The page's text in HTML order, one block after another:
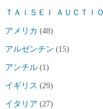
ＴＡＩＳＥＩ ＡＵＣＴＩ
アメリカ (48)
アルゼンチン (15)
アンチル (1)
イギリス (29)
イタリア (27)